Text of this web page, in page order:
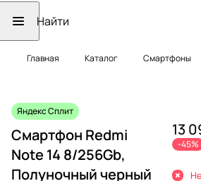
Главная Каталог Смартфоны
Яндекс Сплит
Смартфон Redmi
Note 14 8/256Gb,
Полуночный черный
13
-45%